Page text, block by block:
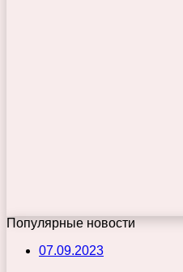
Популярные новости
07.09.2023